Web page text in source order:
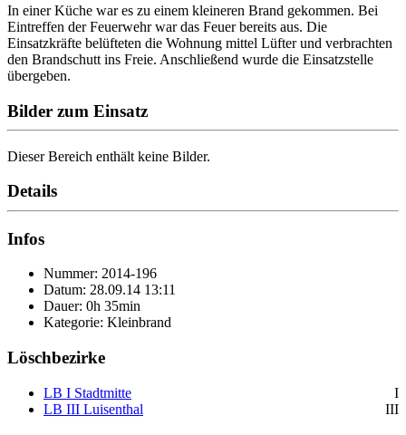
In einer Küche war es zu einem kleineren Brand gekommen. Bei
Eintreffen der Feuerwehr war das Feuer bereits aus. Die
Einsatzkräfte belüfteten die Wohnung mittel Lüfter und verbrachten
den Brandschutt ins Freie. Anschließend wurde die Einsatzstelle
übergeben.
Bilder zum Einsatz
Dieser Bereich enthält keine Bilder.
Details
Infos
Nummer: 2014-196
Datum: 28.09.14 13:11
Dauer: 0h 35min
Kategorie: Kleinbrand
Löschbezirke
LB I Stadtmitte
I
LB III Luisenthal
III